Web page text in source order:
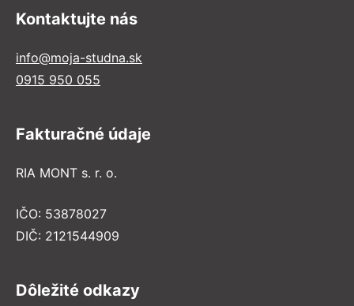
Kontaktujte nás
info@moja-studna.sk
0915 950 055
Fakturačné údaje
RIA MONT s. r. o.
IČO: 53878027
DIČ: 2121544909
Dôležité odkazy